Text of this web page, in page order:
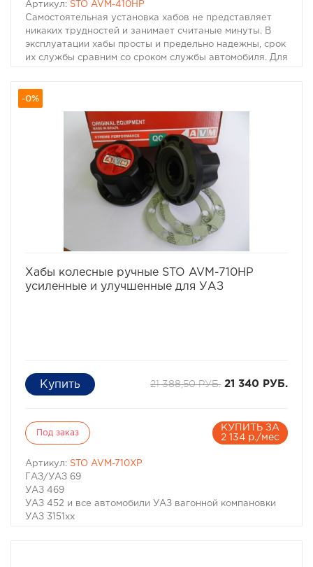
Артикул: STO AVM-410HP
Самостоятельная установка хабов не представляет
никаких трудностей и занимает считаные минуты. В
эксплуатации хабы просты и предельно надежны, срок
их службы сравним со сроком службы автомобиля. Для
автоматические хабы AVM 910.
-0%
Хабы колесные ручные STO AVM-710HP
усиленные и улучшенные для УАЗ
21 388,50 РУБ. 21 340 РУБ.
Под заказ
КУПИТЬ ЗА
2 134 р./мес
Артикул: STO AVM-710XP
ГАЗ/УАЗ 69
УАЗ 469
УАЗ 452 и все автомобили УАЗ вагонной компановки
УАЗ 3151хх